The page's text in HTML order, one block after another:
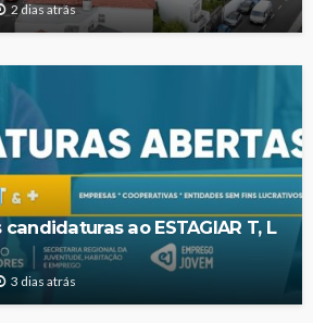
2 dias atrás
candidaturas ao ESTAGIAR T, L
3 dias atrás